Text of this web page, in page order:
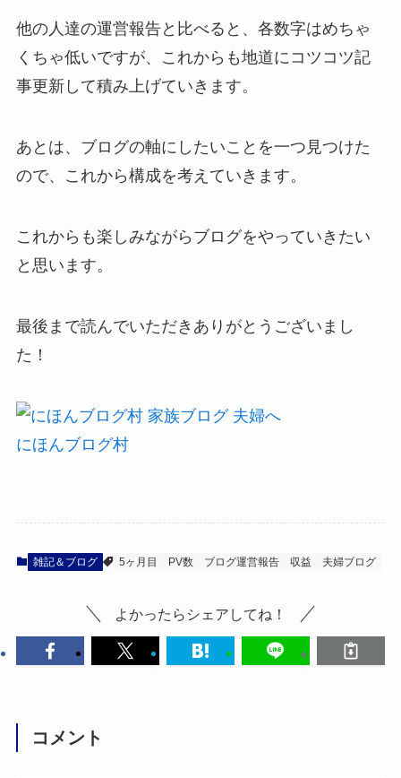
他の人達の運営報告と比べると、各数字はめちゃ
くちゃ低いですが、これからも地道にコツコツ記
事更新して積み上げていきます。
あとは、ブログの軸にしたいことを一つ見つけた
ので、これから構成を考えていきます。
これからも楽しみながらブログをやっていきたい
と思います。
最後まで読んでいただきありがとうございまし
た！
にほんブログ村
雑記＆ブログ 5ヶ月目 PV数 ブログ運営報告 収益 夫婦ブログ
よかったらシェアしてね！
コメント